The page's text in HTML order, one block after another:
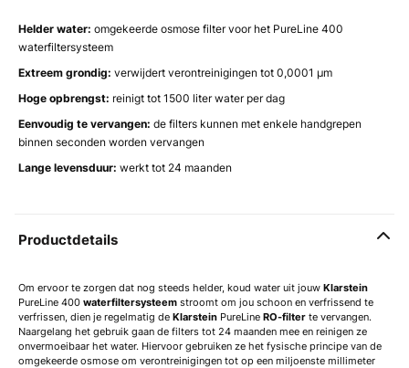
Helder water: omgekeerde osmose filter voor het PureLine 400
waterfiltersysteem
Extreem grondig: verwijdert verontreinigingen tot 0,0001 μm
Hoge opbrengst: reinigt tot 1500 liter water per dag
Eenvoudig te vervangen: de filters kunnen met enkele handgrepen
binnen seconden worden vervangen
Lange levensduur: werkt tot 24 maanden
Productdetails
Om ervoor te zorgen dat nog steeds helder, koud water uit jouw Klarstein
PureLine 400 waterfiltersysteem stroomt om jou schoon en verfrissend te
verfrissen, dien je regelmatig de Klarstein PureLine RO-filter te vervangen.
Naargelang het gebruik gaan de filters tot 24 maanden mee en reinigen ze
onvermoeibaar het water. Hiervoor gebruiken ze het fysische principe van de
omgekeerde osmose om verontreinigingen tot op een miljoenste millimeter